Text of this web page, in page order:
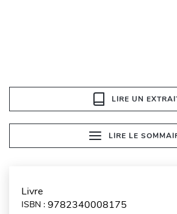
LIRE UN
LIRE LE
Livre
ISBN : 9782340008175